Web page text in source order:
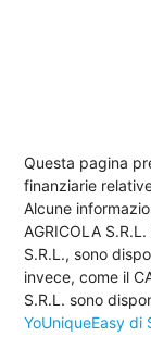
Questa pagina
finanziarie
Alcune
AGRICOLA
S.R.L., sono
invece, come il
S.R.L. sono
YoUniqueEasy di